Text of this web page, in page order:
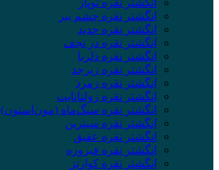
انگشتر نقره توپاز
انگشتر نقره چشم ببر
انگشتر نقره حدید
انگشتر نقره در نجف
انگشتر نقره دلربا
انگشتر نقره زبرجد
انگشتر نقره زمرد
انگشتر نقره زولتانایت
انگشتر نقره سنگ‌ماه (مون‌استون)
انگشتر نقره سیترین
انگشتر نقره عقیق
انگشتر نقره فیروزه
انگشتر نقره کوارتز